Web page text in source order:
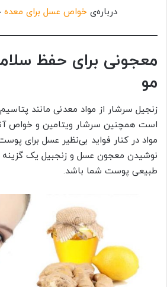
درباره‌یخواص عسل برای معده
معجونی برای حفظ
مو
زنجیل سرشار از مواد معدنی مانند
است همچنین سرشار ویتامین و خواص
مواد در کنار فواید بی‌نظیر عسل برای
نوشیدن معجون عسل و زنجبیل یک
طبیعی پوست شما باشد.